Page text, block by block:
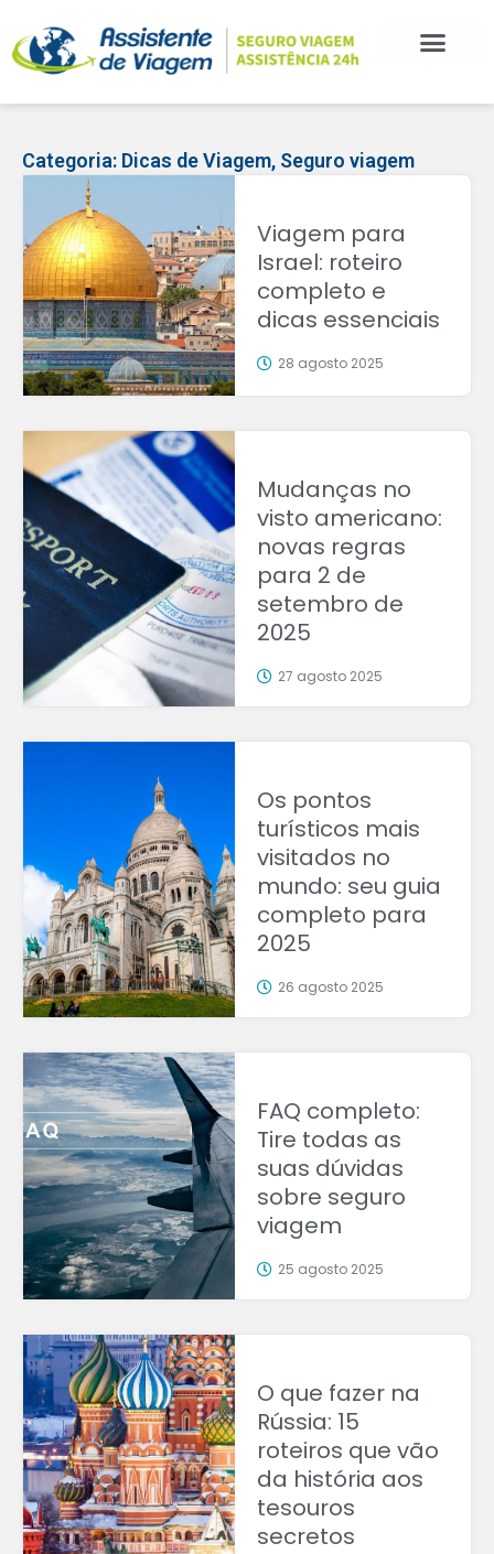
Categoria: Dicas de Viagem, Seguro viagem
Viagem para
Israel: roteiro
completo e
dicas essenciais
28 agosto 2025
Mudanças no
visto americano:
novas regras
para 2 de
setembro de
2025
27 agosto 2025
Os pontos
turísticos mais
visitados no
mundo: seu guia
completo para
2025
26 agosto 2025
FAQ completo:
Tire todas as
suas dúvidas
sobre seguro
viagem
25 agosto 2025
O que fazer na
Rússia: 15
roteiros que vão
da história aos
tesouros
secretos